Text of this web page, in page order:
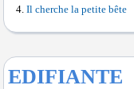
Il cherche la petite bête
EDIFIANTE